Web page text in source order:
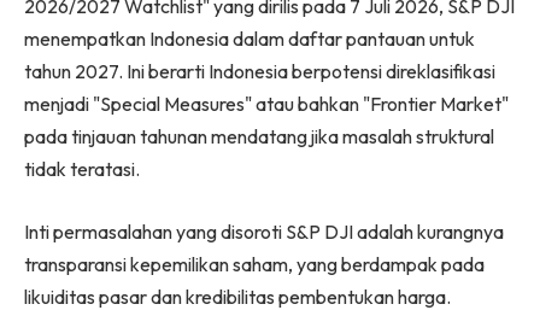
2026/2027 Watchlist" yang dirilis pada 7 Juli 2026, S&P DJI
menempatkan Indonesia dalam daftar pantauan untuk
tahun 2027. Ini berarti Indonesia berpotensi direklasifikasi
menjadi "Special Measures" atau bahkan "Frontier Market"
pada tinjauan tahunan mendatang jika masalah struktural
tidak teratasi.
Inti permasalahan yang disoroti S&P DJI adalah kurangnya
transparansi kepemilikan saham, yang berdampak pada
likuiditas pasar dan kredibilitas pembentukan harga.